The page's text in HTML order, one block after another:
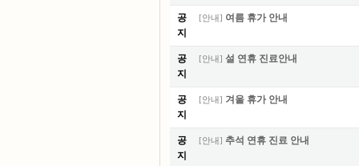
공
지
[안내] 여름 휴가 안내
공
지
[안내] 설 연휴 진료안내
공
지
[안내] 겨울 휴가 안내
공
지
[안내] 추석 연휴 진료 안내